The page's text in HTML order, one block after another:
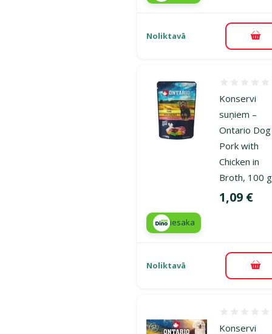
Noliktavā
Konservi
suņiem –
Ontario Dog
Pork with
Chicken in
Broth, 100 g
Cena
1,09 €
iesaka
Noliktavā
Konservi